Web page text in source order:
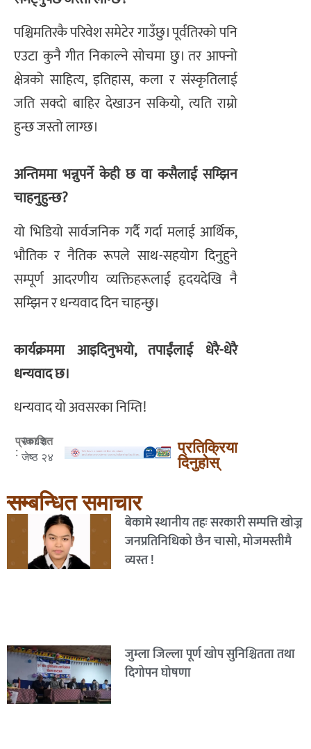
पश्चिमतिरकै परिवेश समेटेर गाउँछु। पूर्वतिरको पनि
एउटा कुनै गीत निकाल्ने सोचमा छु। तर आफ्नो
क्षेत्रको साहित्य, इतिहास, कला र संस्कृतिलाई
जति सक्दो बाहिर देखाउन सकियो, त्यति राम्रो
हुन्छ जस्तो लाग्छ।
अन्तिममा भन्नुपर्ने केही छ वा कसैलाई सम्झिन
चाहनुहुन्छ?
यो भिडियो सार्वजनिक गर्दै गर्दा मलाई आर्थिक,
भौतिक र नैतिक रूपले साथ-सहयोग दिनुहुने
सम्पूर्ण आदरणीय व्यक्तिहरूलाई हृदयदेखि नै
सम्झिन र धन्यवाद दिन चाहन्छु।
कार्यक्रममा आइदिनुभयो, तपाईंलाई धेरै-धेरै
धन्यवाद छ।
धन्यवाद यो अवसरका निम्ति!
प्रकाशित
:
२०८३
जेष्ठ २४
प्रतिक्रिया
दिनुहोस्
सम्बन्धित समाचार
बेकामे स्थानीय तहः सरकारी सम्पत्ति खोज्न
जनप्रतिनिधिको छैन चासो, मोजमस्तीमै
व्यस्त !
जुम्ला जिल्ला पूर्ण खोप सुनिश्चितता तथा
दिगोपन घोषणा